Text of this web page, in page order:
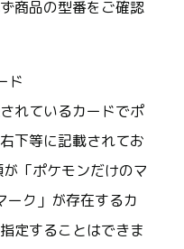
商品の型番をご確認
ド
れているカードでポ
下等に記載されてお
「ポケモンだけのマ
ーク」が存在するカ
定することはできま